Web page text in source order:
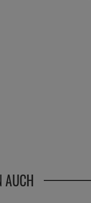
AUCH